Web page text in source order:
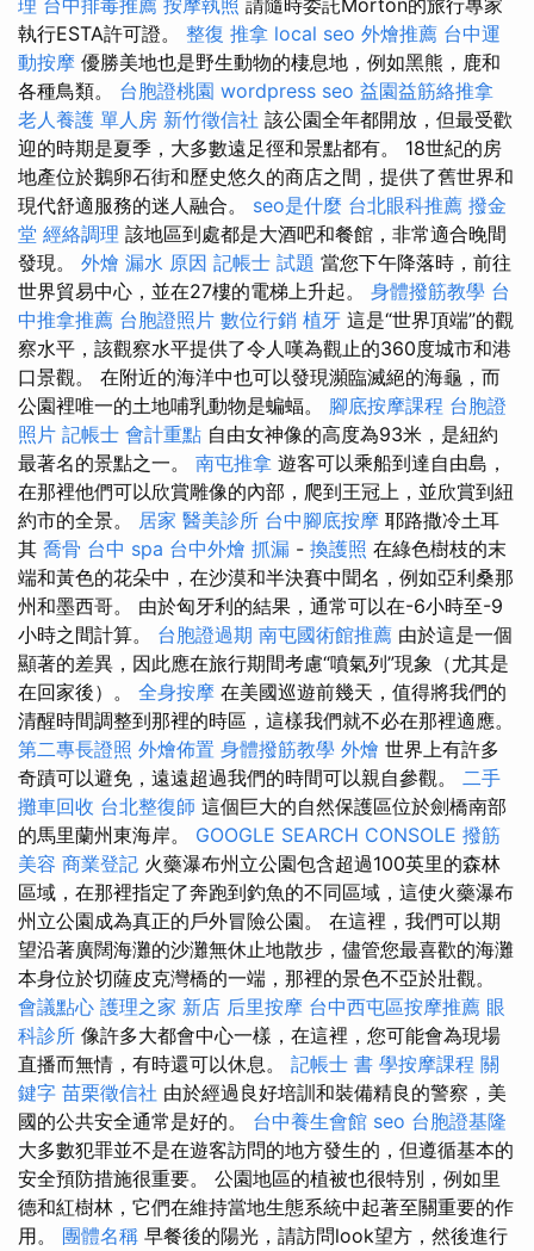
理 台中排毒推薦 按摩執照 請隨時委託Morton的旅行專家
執行ESTA許可證。 整復 推拿 local seo 外燴推薦 台中運
動按摩 優勝美地也是野生動物的棲息地，例如黑熊，鹿和
各種鳥類。 台胞證桃園 wordpress seo 益園益筋絡推拿
老人養護 單人房 新竹徵信社 該公園全年都開放，但最受歡
迎的時期是夏季，大多數遠足徑和景點都有。 18世紀的房
地產位於鵝卵石街和歷史悠久的商店之間，提供了舊世界和
現代舒適服務的迷人融合。 seo是什麼 台北眼科推薦 撥金
堂 經絡調理 該地區到處都是大酒吧和餐館，非常適合晚間
發現。 外燴 漏水 原因 記帳士 試題 當您下午降落時，前往
世界貿易中心，並在27樓的電梯上升起。 身體撥筋教學 台
中推拿推薦 台胞證照片 數位行銷 植牙 這是“世界頂端”的觀
察水平，該觀察水平提供了令人嘆為觀止的360度城市和港
口景觀。 在附近的海洋中也可以發現瀕臨滅絕的海龜，而
公園裡唯一的土地哺乳動物是蝙蝠。 腳底按摩課程 台胞證
照片 記帳士 會計重點 自由女神像的高度為93米，是紐約
最著名的景點之一。 南屯推拿 遊客可以乘船到達自由島，
在那裡他們可以欣賞雕像的內部，爬到王冠上，並欣賞到紐
約市的全景。 居家 醫美診所 台中腳底按摩 耶路撒冷土耳
其 喬骨 台中 spa 台中外燴 抓漏 - 換護照 在綠色樹枝的末
端和黃色的花朵中，在沙漠和半決賽中聞名，例如亞利桑那
州和墨西哥。 由於匈牙利的結果，通常可以在-6小時至-9
小時之間計算。 台胞證過期 南屯國術館推薦 由於這是一個
顯著的差異，因此應在旅行期間考慮“噴氣列”現象（尤其是
在回家後）。 全身按摩 在美國巡遊前幾天，值得將我們的
清醒時間調整到那裡的時區，這樣我們就不必在那裡適應。
第二專長證照 外燴佈置 身體撥筋教學 外燴 世界上有許多
奇蹟可以避免，遠遠超過我們的時間可以親自參觀。 二手
攤車回收 台北整復師 這個巨大的自然保護區位於劍橋南部
的馬里蘭州東海岸。 GOOGLE SEARCH CONSOLE 撥筋
美容 商業登記 火藥瀑布州立公園包含超過100英里的森林
區域，在那裡指定了奔跑到釣魚的不同區域，這使火藥瀑布
州立公園成為真正的戶外冒險公園。 在這裡，我們可以期
望沿著廣闊海灘的沙灘無休止地散步，儘管您最喜歡的海灘
本身位於切薩皮克灣橋的一端，那裡的景色不亞於壯觀。
會議點心 護理之家 新店 后里按摩 台中西屯區按摩推薦 眼
科診所 像許多大都會中心一樣，在這裡，您可能會為現場
直播而無情，有時還可以休息。 記帳士 書 學按摩課程 關
鍵字 苗栗徵信社 由於經過良好培訓和裝備精良的警察，美
國的公共安全通常是好的。 台中養生會館 seo 台胞證基隆
大多數犯罪並不是在遊客訪問的地方發生的，但遵循基本的
安全預防措施很重要。 公園地區的植被也很特別，例如里
德和紅樹林，它們在維持當地生態系統中起著至關重要的作
用。 團體名稱 早餐後的陽光，請訪問look望方，然後進行